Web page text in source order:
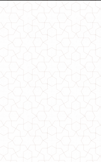
Модне жіноче плаття
510.00грн.
Модне жіноче пальто оверсайз з